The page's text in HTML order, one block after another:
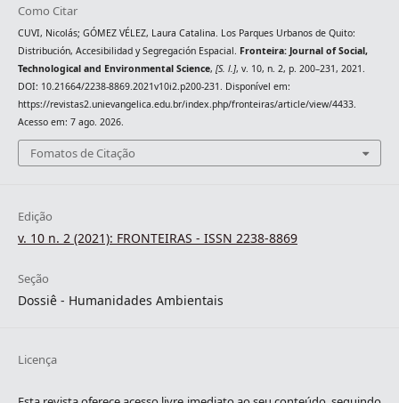
Como Citar
CUVI, Nicolás; GÓMEZ VÉLEZ, Laura Catalina. Los Parques Urbanos de Quito:
Distribución, Accesibilidad y Segregación Espacial. Fronteira: Journal of Social,
Technological and Environmental Science, [S. l.], v. 10, n. 2, p. 200–231, 2021.
DOI: 10.21664/2238-8869.2021v10i2.p200-231. Disponível em:
https://revistas2.unievangelica.edu.br/index.php/fronteiras/article/view/4433.
Acesso em: 7 ago. 2026.
Fomatos de Citação
Edição
v. 10 n. 2 (2021): FRONTEIRAS - ISSN 2238-8869
Seção
Dossiê - Humanidades Ambientais
Licença